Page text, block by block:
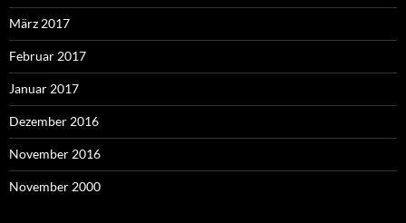
März 2017
Februar 2017
Januar 2017
Dezember 2016
November 2016
November 2000